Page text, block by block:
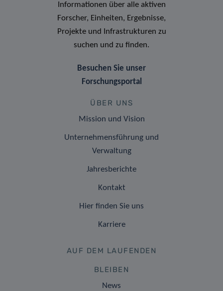
Informationen über alle aktiven
Forscher, Einheiten, Ergebnisse,
Projekte und Infrastrukturen zu
suchen und zu finden.
Besuchen Sie unser
Forschungsportal
ÜBER UNS
Mission und Vision
Unternehmensführung und
Verwaltung
Jahresberichte
Kontakt
Hier finden Sie uns
Karriere
AUF DEM LAUFENDEN
BLEIBEN
News